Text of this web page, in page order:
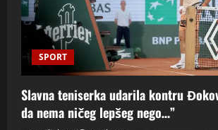
SPORT
Slavna teniserka udarila kontru
da nema ničeg lepšeg nego…”